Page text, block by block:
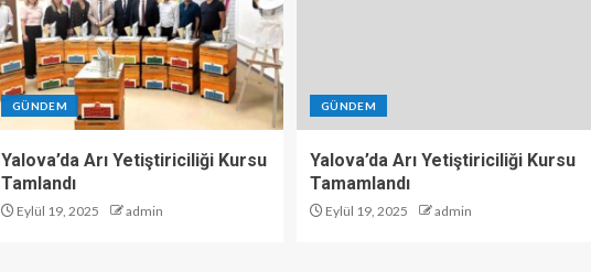
GÜNDEM
Yalova’da Arı Yetiştiriciliği Kursu
Tamlandı
Eylül 19, 2025 admin
GÜNDEM
Yalova’da Arı Yetiştiriciliği Kursu
Tamamlandı
Eylül 19, 2025 admin